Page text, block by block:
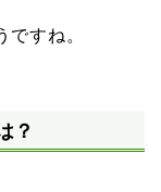
すね。
？